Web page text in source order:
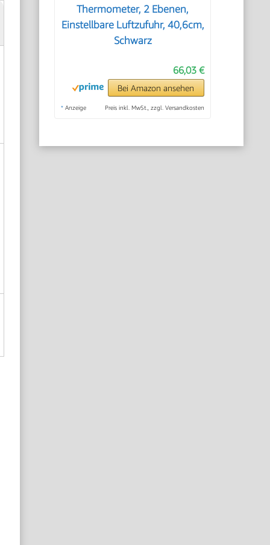
Thermometer, 2 Ebenen,
Einstellbare Luftzufuhr, 40,6cm,
Schwarz
66,03 €
Bei Amazon ansehen
* Anzeige Preis inkl. MwSt., zzgl. Versandkosten